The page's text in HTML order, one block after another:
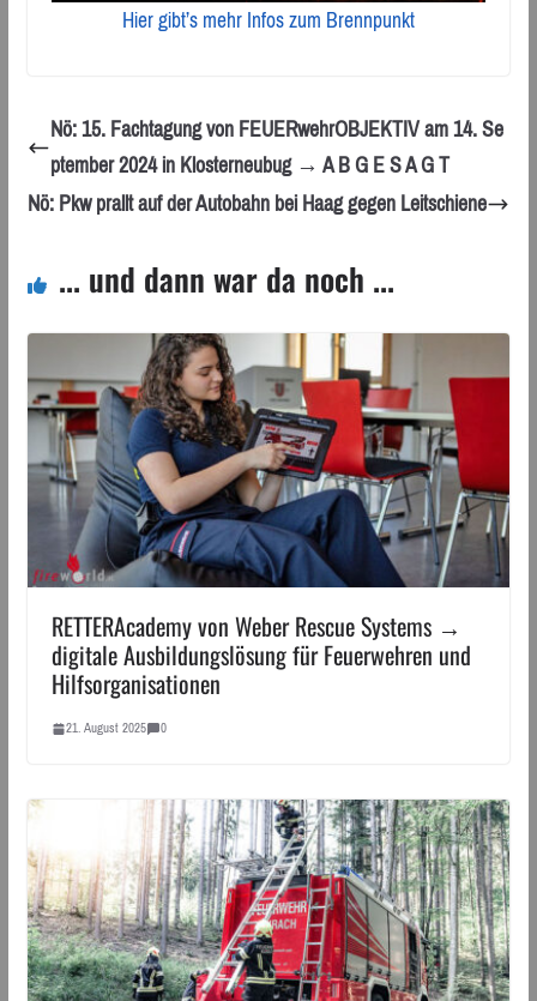
Hier gibt’s mehr Infos zum Brennpunkt
Nö: 15. Fachtagung von FEUERwehrOBJEKTIV am 14. Se
ptember 2024 in Klosterneubug → A B G E S A G T
Nö: Pkw prallt auf der Autobahn bei Haag gegen Leitschiene
... und dann war da noch ...
RETTERAcademy von Weber Rescue Systems →
digitale Ausbildungslösung für Feuerwehren und
Hilfsorganisationen
21. August 2025 0